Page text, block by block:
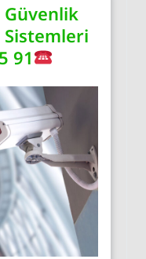
Sistemleri
91